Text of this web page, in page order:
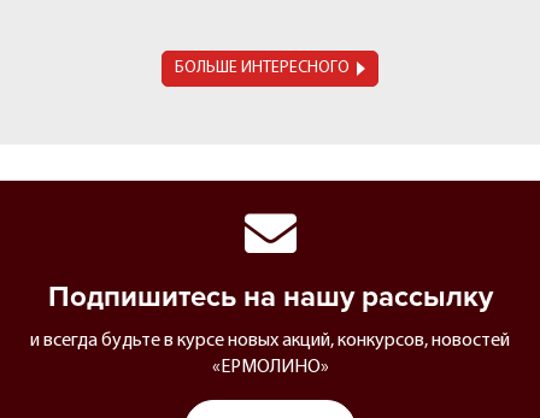
БОЛЬШЕ ИНТЕРЕСНОГО
Подпишитесь на нашу рассылку
и всегда будьте в курсе новых акций, конкурсов, новостей
«ЕРМОЛИНО»